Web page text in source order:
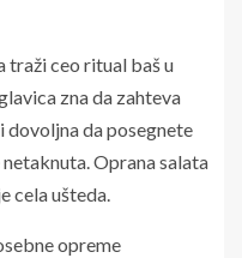
traži ceo ritual baš u
zna da zahteva
dovoljna da posegnete
Oprana salata
cela ušteda.
opreme